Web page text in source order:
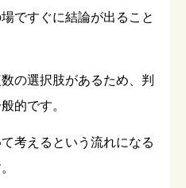
ですぐに結論が出ること
の選択肢があるため、判
的です。
考えるという流れになる